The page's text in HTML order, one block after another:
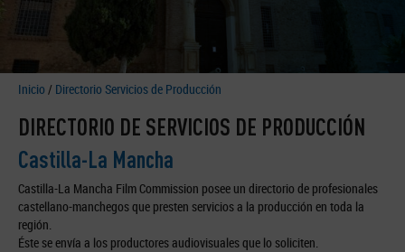
Inicio / Directorio Servicios de Producción
DIRECTORIO DE SERVICIOS DE PRODUCCIÓN
Castilla-La Mancha
Castilla-La Mancha Film Commission posee un directorio de profesionales
castellano-manchegos que presten servicios a la producción en toda la
región.
Éste se envía a los productores audiovisuales que lo soliciten.